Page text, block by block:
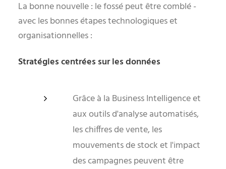
La bonne nouvelle : le fossé peut être comblé -
avec les bonnes étapes technologiques et
organisationnelles :
Stratégies centrées sur les données
Grâce à la Business Intelligence et
aux outils d'analyse automatisés,
les chiffres de vente, les
mouvements de stock et l'impact
des campagnes peuvent être